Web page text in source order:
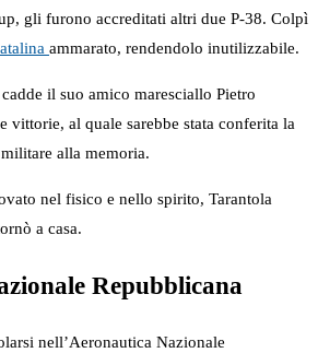
gli furono accreditati altri due P-38. Colpì
ammarato, rendendolo inutilizzabile.
il suo amico maresciallo Pietro
vittorie, al quale sarebbe stata conferita la
alla memoria.
nel fisico e nello spirito, Tarantola
a casa.
Repubblicana
nell’Aeronautica Nazionale